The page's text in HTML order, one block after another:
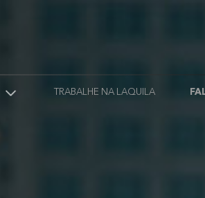
TRABALHE NA LAQUILA